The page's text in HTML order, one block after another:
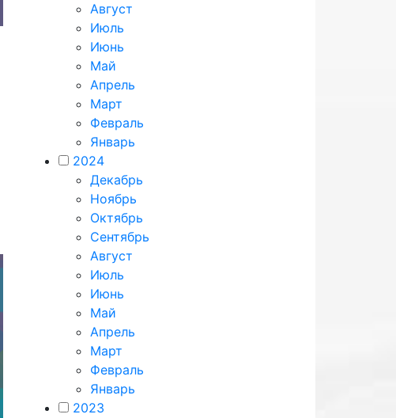
Август
Июль
Июнь
Май
Апрель
Март
Февраль
Январь
2024
Декабрь
Ноябрь
Октябрь
Сентябрь
Август
Июль
Июнь
Май
Апрель
Март
Февраль
Январь
2023